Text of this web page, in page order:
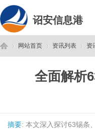
诏安信息港
网站首页 资讯列表 资
全面解析
摘要: 本文深入探讨63锡条